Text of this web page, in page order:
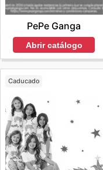
PePe Ganga
Abrir catálogo
Caducado